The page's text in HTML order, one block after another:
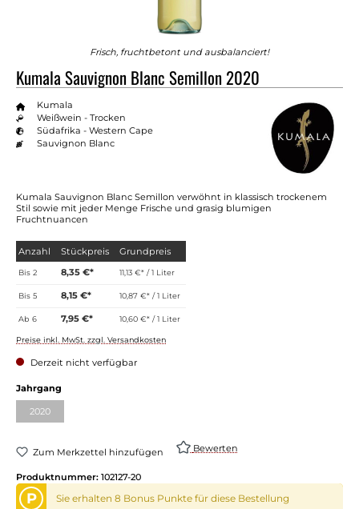
Frisch, fruchtbetont und ausbalanciert!
Kumala Sauvignon Blanc Semillon 2020
Kumala
Weißwein - Trocken
Südafrika - Western Cape
Sauvignon Blanc
Kumala Sauvignon Blanc Semillon verwöhnt in klassisch trockenem
Stil sowie mit jeder Menge Frische und grasig blumigen
Fruchtnuancen
Anzahl Stückpreis Grundpreis
Bis2 8,35 €* 11,13 €* / 1 Liter
Bis5 8,15 €* 10,87 €* / 1 Liter
Ab6 7,95 €* 10,60 €* / 1 Liter
Preise inkl. MwSt. zzgl. Versandkosten
Derzeit nicht verfügbar
Jahrgang
2020
Zum Merkzettel hinzufügen Bewerten
Produktnummer: 102127-20
P Sie erhalten 8 Bonus Punkte für diese Bestellung